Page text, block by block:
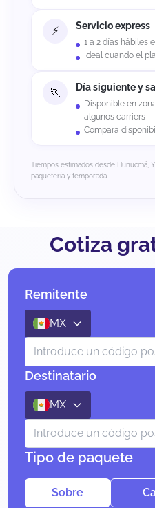
Servicio express
1 a 2 días hábiles
Ideal cuando el
Día siguiente y
Disponible en
algunos carriers
Compara
Tiempos estimados desde Hunucmá,
paquetería y temporada.
Cotiza
Remitente
MX
Destinatario
MX
Tipo de paquete
Sobre